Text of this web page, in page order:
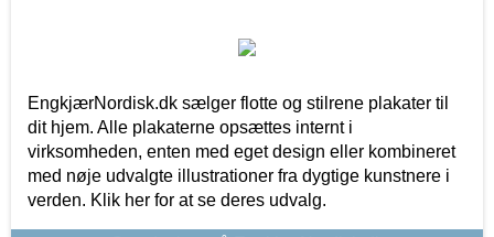
EngkjærNordisk.dk sælger flotte og stilrene plakater til
dit hjem. Alle plakaterne opsættes internt i
virksomheden, enten med eget design eller kombineret
med nøje udvalgte illustrationer fra dygtige kunstnere i
verden. Klik her for at se deres udvalg.